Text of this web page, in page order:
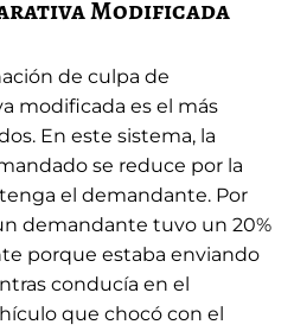
Modificada
de culpa de
modificada es el más
En este sistema, la
se reduce por la
el demandante. Por
demandante tuvo un 20%
porque estaba enviando
conducía en el
que chocó con el